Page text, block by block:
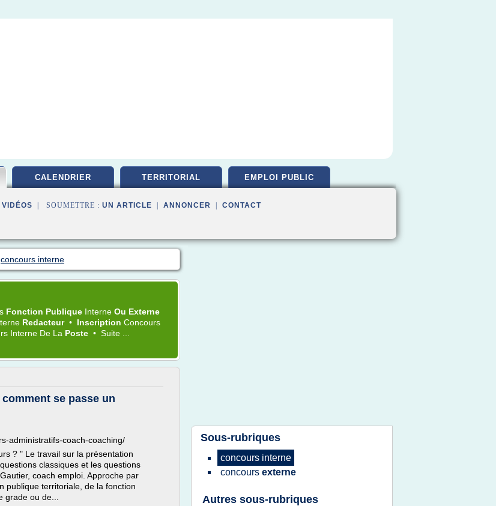
CALENDRIER TERRITORIAL EMPLOI PUBLIC
| SOUMETTRE : UN ARTICLE ANNONCER CONTACT
concours interne
Fonction Publique Interne Ou Externe
Redacteur • Inscription Concours
Interne De La Poste • Suite ...
se passe un
administratifs-coach-coaching/
? " Le travail sur la présentation
classiques et les questions
coach emploi. Approche par
publique territoriale, de la fonction
ou de...
Sous-rubriques
concours interne
concours externe
Autres sous-rubriques